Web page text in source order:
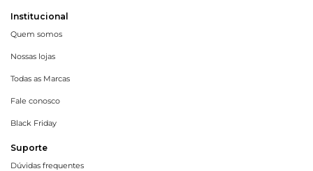
Institucional
Quem somos
Nossas lojas
Todas as Marcas
Fale conosco
Black Friday
Suporte
Dúvidas frequentes